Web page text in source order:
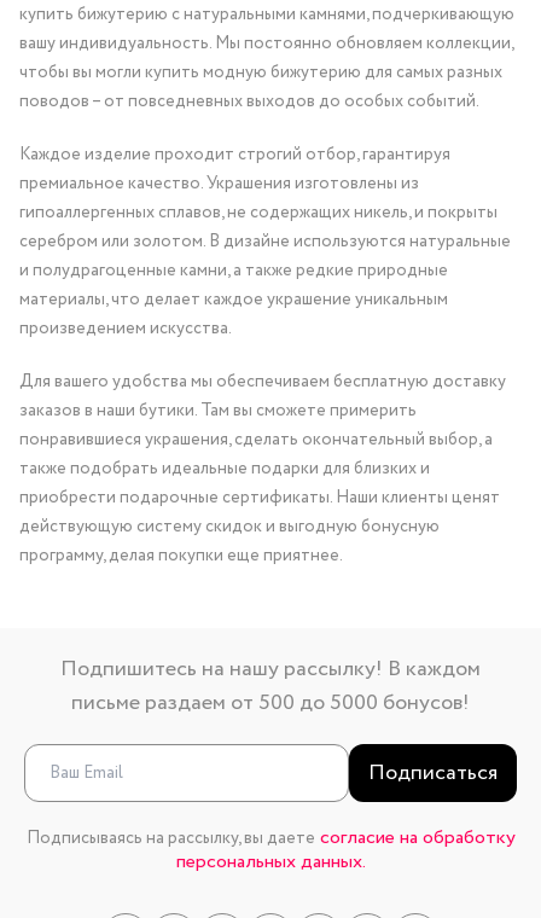
купить бижутерию с натуральными камнями, подчеркивающую
вашу индивидуальность. Мы постоянно обновляем коллекции,
чтобы вы могли купить модную бижутерию для самых разных
поводов – от повседневных выходов до особых событий.
Каждое изделие проходит строгий отбор, гарантируя
премиальное качество. Украшения изготовлены из
гипоаллергенных сплавов, не содержащих никель, и покрыты
серебром или золотом. В дизайне используются натуральные
и полудрагоценные камни, а также редкие природные
материалы, что делает каждое украшение уникальным
произведением искусства.
Для вашего удобства мы обеспечиваем бесплатную доставку
заказов в наши бутики. Там вы сможете примерить
понравившиеся украшения, сделать окончательный выбор, а
также подобрать идеальные подарки для близких и
приобрести подарочные сертификаты. Наши клиенты ценят
действующую систему скидок и выгодную бонусную
программу, делая покупки еще приятнее.
Подпишитесь на нашу рассылку! В каждом
письме раздаем от 500 до 5000 бонусов!
Подписаться
Подписываясь на рассылку, вы даете согласие на обработку
персональных данных.